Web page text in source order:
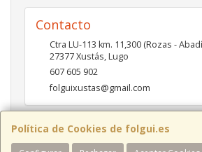
Política de Cookies de folgui.es
Contacto
Ctra LU-113 km. 11,300 (Rozas -
27377Xustás,Lugo
607 605 902
folguixustas@gmail.com
Horario